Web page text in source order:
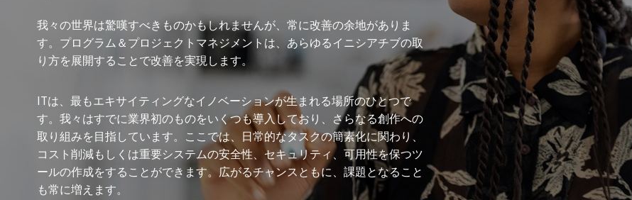
我々の世界は驚嘆すべきものかもしれませんが、常に改善の余地がありま
す。プログラム＆プロジェクトマネジメントは、あらゆるイニシアチブの取
り方を展開することで改善を実現します。
ITは、最もエキサイティングなイノベーションが生まれる場所のひとつで
す。我々はすでに業界初のものをいくつも導入しており、さらなる創作への
取り組みを目指しています。ここでは、日常的なタスクの簡素化に関わり、
コスト削減もしくは重要システムの安全性、セキュリティ、可用性を保つツ
ールの作成をすることができます。広がるチャンスともに、課題となること
も常に増えます。